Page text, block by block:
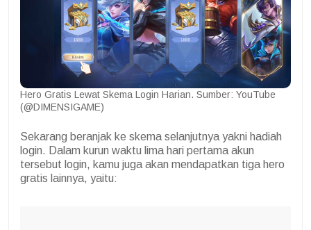
Hero Gratis Lewat Skema Login Harian. Sumber: YouTube
(@DIMENSIGAME)
Sekarang beranjak ke skema selanjutnya yakni hadiah
login. Dalam kurun waktu lima hari pertama akun
tersebut login, kamu juga akan mendapatkan tiga hero
gratis lainnya, yaitu: